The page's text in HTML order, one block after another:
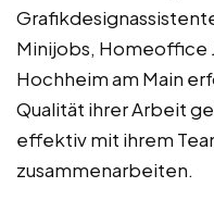
Minijobs, Homeoffice
Hochheim am Main
Qualität ihrer Arbeit
effektiv mit ihrem
zusammenarbeiten.